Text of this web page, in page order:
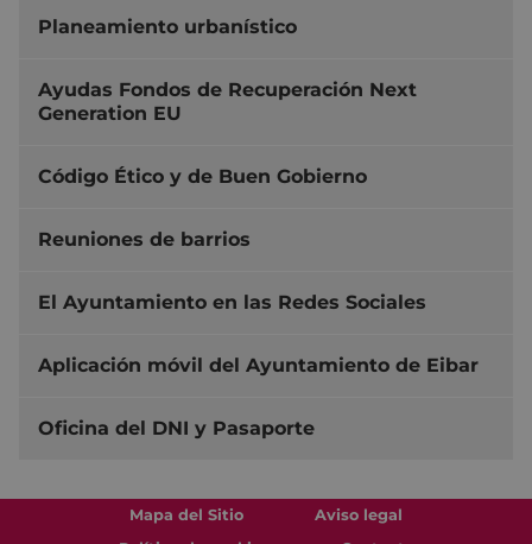
Planeamiento urbanístico
Ayudas Fondos de Recuperación Next
Generation EU
Código Ético y de Buen Gobierno
Reuniones de barrios
El Ayuntamiento en las Redes Sociales
Aplicación móvil del Ayuntamiento de Eibar
Oficina del DNI y Pasaporte
Mapa del Sitio
Aviso legal